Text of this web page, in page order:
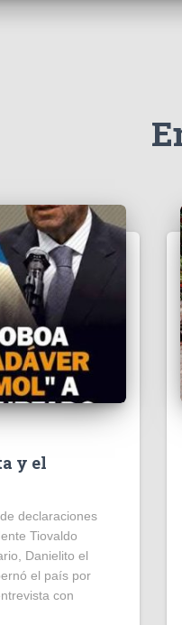
y el
declaraciones
Tiovaldo
Danielito el
el país por
con